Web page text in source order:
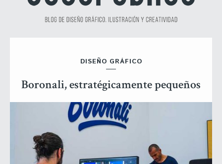
DISEÑO GRÁFICO
Boronali, estratégicamente pequeños